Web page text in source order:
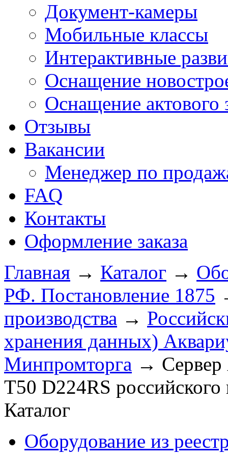
Документ-камеры
Мобильные классы
Интерактивные
Оснащение
Оснащение актового
Отзывы
Вакансии
Менеджер по
FAQ
Контакты
Оформление заказа
Главная → Каталог →
РФ. Постановление 1875
производства →
хранения данных)
Минпромторга →
T50 D224RS российского
Каталог
Оборудование из